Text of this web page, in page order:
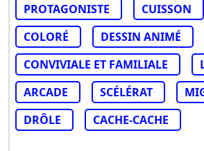
PROTAGONISTE
CUISSON
COLORÉ
DESSIN ANIMÉ
CONVIVIALE ET FAMILIALE
ARCADE
SCÉLÉRAT
DRÔLE
CACHE-CACHE